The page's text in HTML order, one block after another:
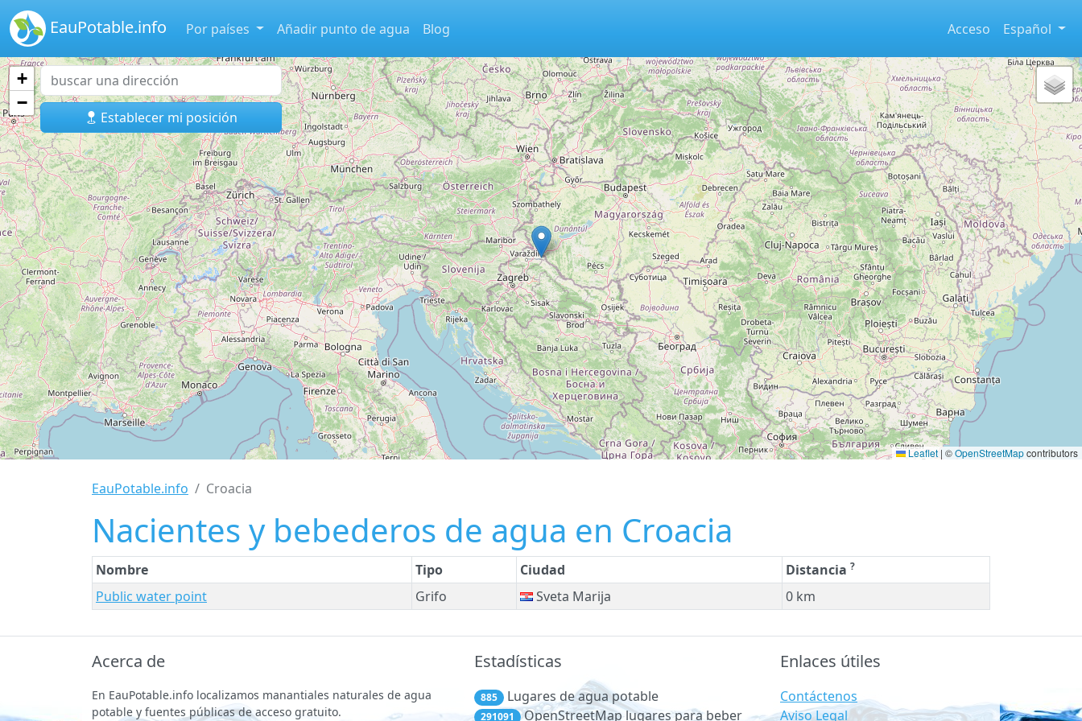
EauPotable.info Por países Añadir punto de agua Blog Acceso Español
Establecer mi posición
+
−
Leaflet | ©OpenStreetMapcontributors
EauPotable.info Croacia
Nacientes y bebederos de agua en Croacia
Nombre Tipo Ciudad Distancia ?
Public water point Grifo Sveta Marija 0 km
Acerca de
En EauPotable.info localizamos manantiales naturales de agua
potable y fuentes públicas de acceso gratuito.
Estadísticas
885 Lugares de agua potable
291091 OpenStreetMap lugares para beber
Enlaces útiles
Contáctenos
Aviso Legal